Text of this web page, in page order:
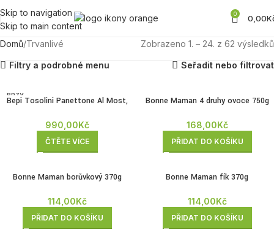
Skip to navigation
Skip to main content
0 0,00
Domů Trvanlivé Zobrazeno 1. – 24. z 62 výsledků
Filtry a podrobné menu Seřadit nebo filtrovat
BRZY
ZPĚT
Bepi Tosolini Panettone Al Most,
990,00Kč
ČTĚTE VÍCE
Bonne Maman 4 druhy ovoce 750g
168,00Kč
PŘIDAT DO KOŠÍKU
Bonne Maman borůvkový 370g
114,00Kč
PŘIDAT DO KOŠÍKU
Bonne Maman fík 370g
114,00Kč
PŘIDAT DO KOŠÍKU